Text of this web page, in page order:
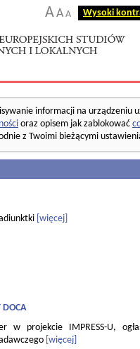
AA A Wysoki
informacji na urządzeniu
oraz opisem jak zablokować
z Twoimi bieżącymi
[więcej]
DOCA
w projekcie IMPRESS-U,
[więcej]